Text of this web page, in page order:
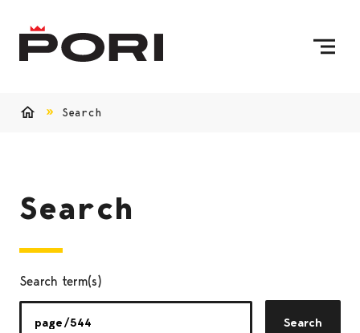
Search
Search
Search term(s)
Search